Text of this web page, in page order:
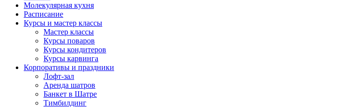
Молекулярная кухня
Расписание
Курсы и мастер классы
Мастер классы
Курсы поваров
Курсы кондитеров
Курсы карвинга
Корпоративы и праздники
Лофт-зал
Аренда шатров
Банкет в Шатре
Тимбилдинг